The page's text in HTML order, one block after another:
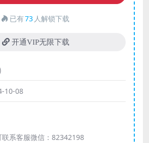
已有73 人解锁下载
开通VIP无限下载
10-08
系客服微信：82342198